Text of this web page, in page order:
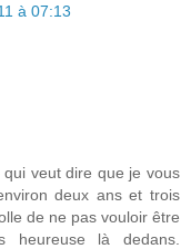
à 07:13
veut dire que je vous
deux ans et trois
de ne pas vouloir être
là dedans.